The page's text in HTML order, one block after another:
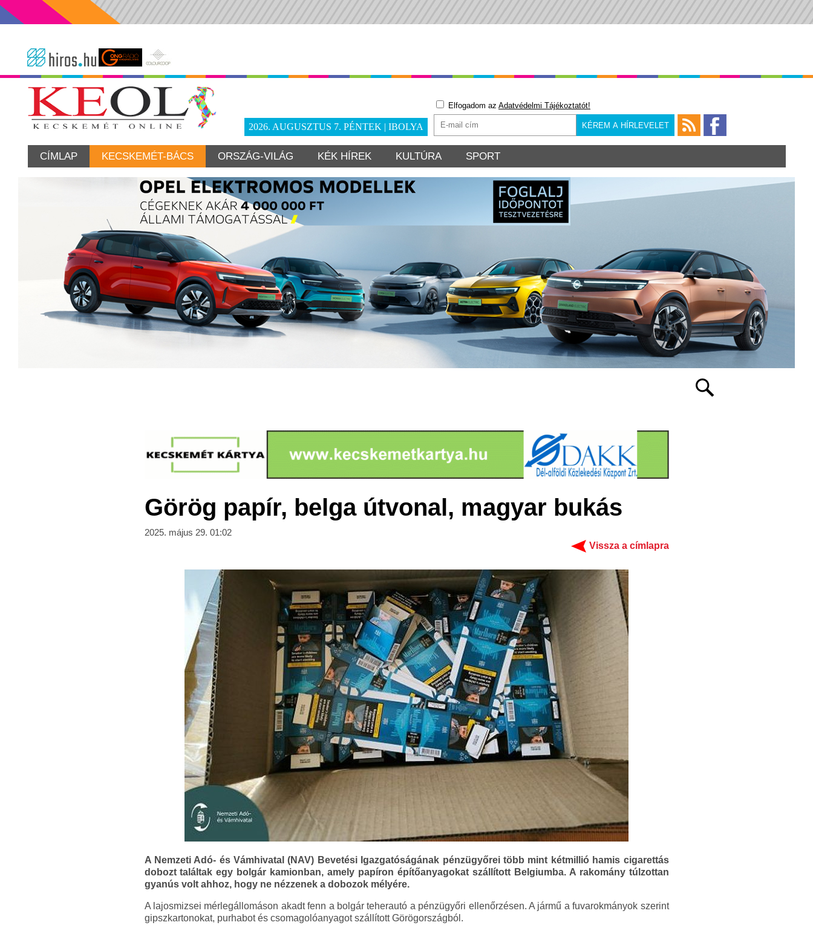
2026. AUGUSZTUS 7. PÉNTEK | IBOLYA
Elfogadom az Adatvédelmi Tájékoztatót!
CÍMLAP KECSKEMÉT-BÁCS ORSZÁG-VILÁG KÉK HÍREK KULTÚRA SPORT
Görög papír, belga útvonal, magyar bukás
2025. május 29. 01:02
Vissza a címlapra
A Nemzeti Adó- és Vámhivatal (NAV) Bevetési Igazgatóságának pénzügyőrei több mint kétmillió hamis cigarettás
dobozt találtak egy bolgár kamionban, amely papíron építőanyagokat szállított Belgiumba. A rakomány túlzottan
gyanús volt ahhoz, hogy ne nézzenek a dobozok mélyére.
A lajosmizsei mérlegállomáson akadt fenn a bolgár teherautó a pénzügyőri ellenőrzésen. A jármű a fuvarokmányok szerint
gipszkartonokat, purhabot és csomagolóanyagot szállított Görögországból.